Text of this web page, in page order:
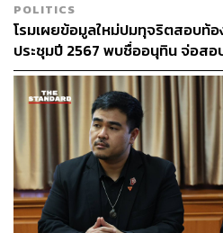
POLITICS
โรมเผยข้อมูลใหม่ปมทุจริตสอบท้
ประชุมปี 2567 พบชื่ออนุทิน จ่อส
ม.บูรพา หรือไม่